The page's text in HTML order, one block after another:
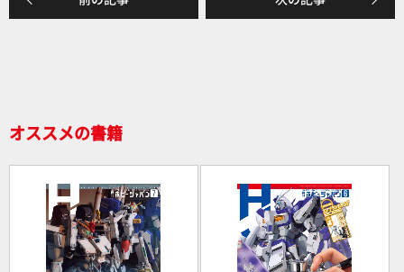
b
オススメの書籍